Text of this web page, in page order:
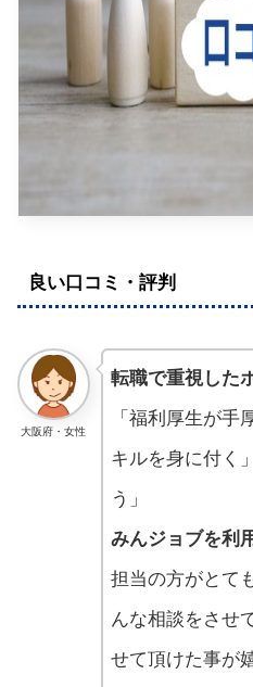
良い口コミ・評判
大阪府・女性
転職で重視した
「福利厚生が手
キルを身に付く
う」
みんジョブを利
担当の方がとて
んな相談をさせ
せて頂けた事が